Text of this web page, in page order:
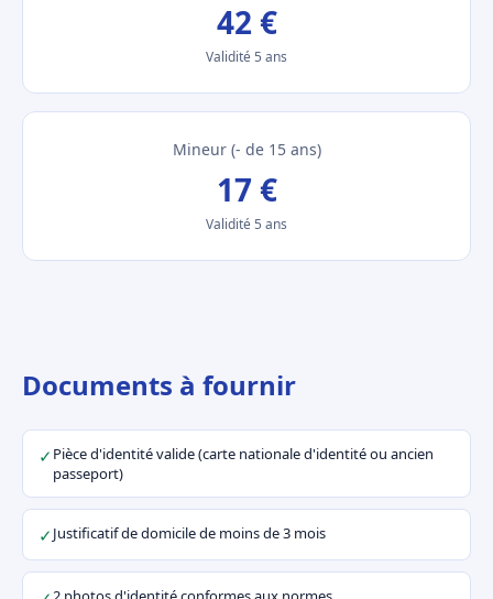
42 €
Validité 5 ans
Mineur (- de 15 ans)
17 €
Validité 5 ans
Documents à fournir
✓ Pièce d'identité valide (carte nationale d'identité ou ancien
passeport)
✓Justificatif de domicile de moins de 3 mois